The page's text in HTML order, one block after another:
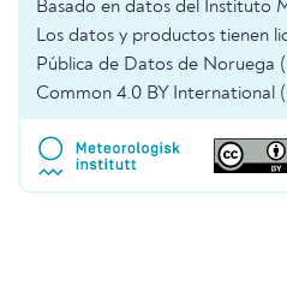
Basado en datos del Instituto
Los datos y productos tienen
Pública de Datos de Noruega
Common 4.0 BY International